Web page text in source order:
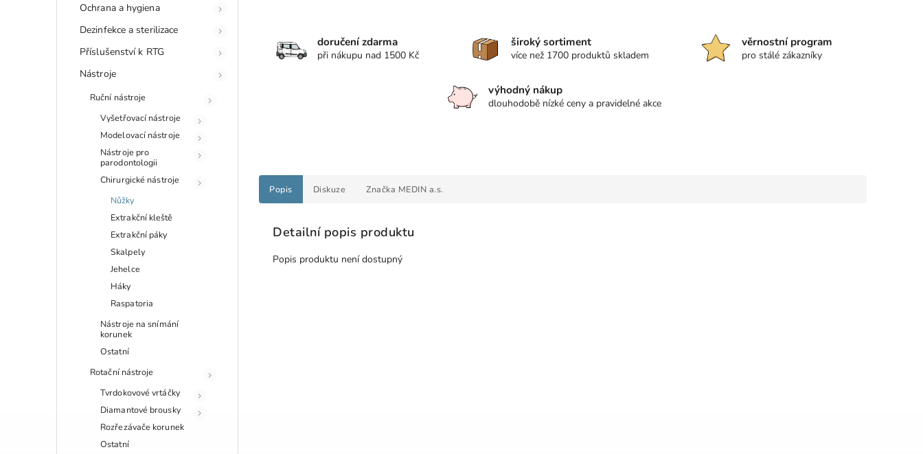
Ochrana a hygiena
Dezinfekce a sterilizace
Příslušenství k RTG
Nástroje
Ruční nástroje
Vyšetřovací nástroje
Modelovací nástroje
Nástroje pro
parodontologii
Chirurgické nástroje
Nůžky
Extrakční kleště
Extrakční páky
Skalpely
Jehelce
Háky
Raspatoria
Nástroje na snímání
korunek
Ostatní
Rotační nástroje
Tvrdokovové vrtáčky
Diamantové brousky
Rozřezávače korunek
Ostatní
doručení zdarma
při nákupu nad 1500 Kč
široký sortiment
více než 1700 produktů skladem
věrnostní program
pro stálé zákazníky
výhodný nákup
dlouhodobě nízké ceny a pravidelné akce
Popis Diskuze Značka MEDIN a.s.
Detailní popis produktu
Popis produktu není dostupný